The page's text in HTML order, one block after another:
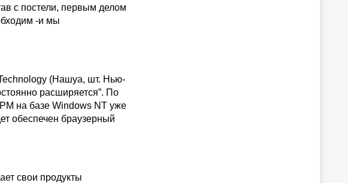
с постели, первым делом
-и мы
(Нашуа, шт. Нью-
расширяется”. По
на базе Windows NT уже
обеспечен браузерный
свои продукты